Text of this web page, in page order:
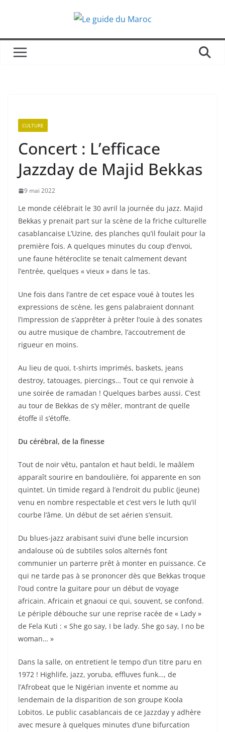
CULTURE
Concert : L’efficace
Jazzday de Majid Bekkas
9 mai 2022
Le monde célébrait le 30 avril la journée du jazz. Majid
Bekkas y prenait part sur la scène de la friche culturelle
casablancaise L’Uzine, des planches qu’il foulait pour la
première fois. A quelques minutes du coup d’envoi,
une faune hétéroclite se tenait calmement devant
l’entrée, quelques « vieux » dans le tas.
Une fois dans l’antre de cet espace voué à toutes les
expressions de scène, les gens palabraient donnant
l’impression de s’apprêter à prêter l’ouïe à des sonates
ou autre musique de chambre, l’accoutrement de
rigueur en moins.
Au lieu de quoi, t-shirts imprimés, baskets, jeans
destroy, tatouages, piercings… Tout ce qui renvoie à
une soirée de ramadan ! Quelques barbes aussi. C’est
au tour de Bekkas de s’y mêler, montrant de quelle
étoffe il s’étoffe.
Du cérébral, de la finesse
Tout de noir vêtu, pantalon et haut beldi, le maâlem
apparaît sourire en bandoulière, foi apparente en son
quintet. Un timide regard à l’endroit du public (jeune)
venu en nombre respectable et c’est vers le luth qu’il
courbe l’âme. Un début de set aérien s’ensuit.
Du blues-jazz arabisant suivi d’une belle incursion
andalouse où de subtiles solos alternés font
communier un parterre prêt à monter en puissance. Ce
qui ne tarde pas à se prononcer dès que Bekkas troque
l’oud contre la guitare pour un début de voyage
africain. Africain et gnaoui ce qui, souvent, se confond.
Le périple débouche sur une reprise racée de « Lady »
de Fela Kuti : « She go say, I be lady. She go say, I no be
woman… »
Dans la salle, on entretient le tempo d’un titre paru en
1972 ! Highlife, jazz, yoruba, effluves funk…, de
l’Afrobeat que le Nigérian invente et nomme au
lendemain de la disparition de son groupe Koola
Lobitos. Le public casablancais de ce Jazzday y adhère
avec mesure à quelques minutes d’une bifurcation